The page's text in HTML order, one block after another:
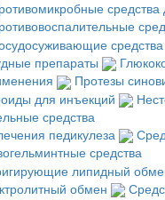
средства
средства
препараты
Протезы
для инъекций
средства
педикулеза
средства
липидный
обмен